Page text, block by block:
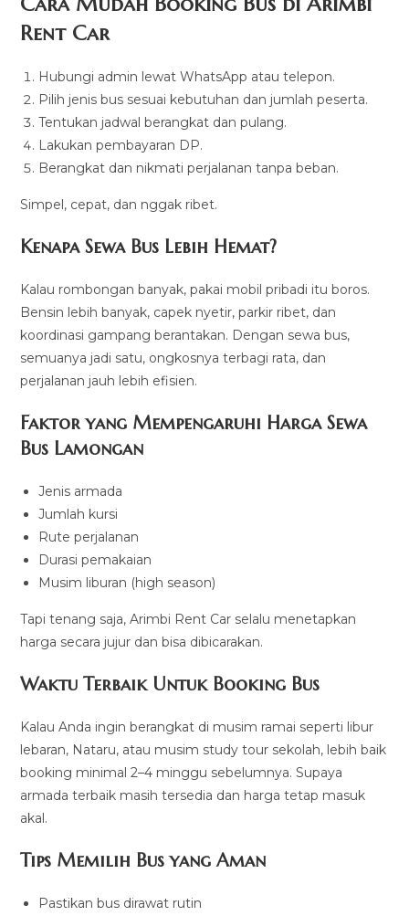
Rent Car
Hubungi admin lewat WhatsApp atau telepon.
Pilih jenis bus sesuai kebutuhan dan jumlah peserta.
Tentukan jadwal berangkat dan pulang.
Lakukan pembayaran DP.
Berangkat dan nikmati perjalanan tanpa beban.
Simpel, cepat, dan nggak ribet.
Kenapa Sewa Bus Lebih Hemat?
Kalau rombongan banyak, pakai mobil pribadi itu boros.
Bensin lebih banyak, capek nyetir, parkir ribet, dan
koordinasi gampang berantakan. Dengan sewa bus,
semuanya jadi satu, ongkosnya terbagi rata, dan
perjalanan jauh lebih efisien.
Faktor yang Mempengaruhi Harga Sewa
Bus Lamongan
Jenis armada
Jumlah kursi
Rute perjalanan
Durasi pemakaian
Musim liburan (high season)
Tapi tenang saja, Arimbi Rent Car selalu menetapkan
harga secara jujur dan bisa dibicarakan.
Waktu Terbaik Untuk Booking Bus
Kalau Anda ingin berangkat di musim ramai seperti libur
lebaran, Nataru, atau musim study tour sekolah, lebih baik
booking minimal 2–4 minggu sebelumnya. Supaya
armada terbaik masih tersedia dan harga tetap masuk
akal.
Tips Memilih Bus yang Aman
Pastikan bus dirawat rutin